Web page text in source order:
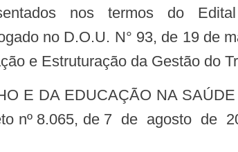
no D.O.U. N° 93, de 19 de
e Estruturação da Gestão do
nº 8.065, de 7 de agosto